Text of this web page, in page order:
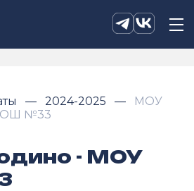
2024-2025
МОУ
№33
- МОУ